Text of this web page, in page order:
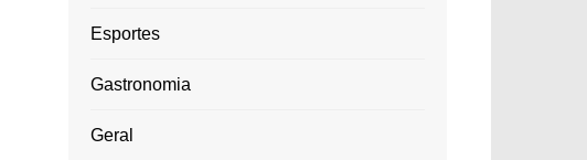
Esportes
Gastronomia
Geral